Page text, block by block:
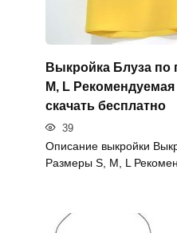
Выкройка Блуза по
M, L
скачать бесплатно
39
Описание выкройки
Размеры S, M, L